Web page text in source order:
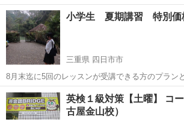
八月 夏期講習！ お試し！数回。短期でも受付中 対象 女性 学生
様 お子様
千葉 千葉市 英検
小学生 夏期講習 特別価
三重県 四日市市
8月末迄に5回のレッスンが受講できる方のプランとなり
分/15000円 小学生 対象 5級を目指すコース ア
コース 中学準備の英語基礎 予定に関してはお問い合わせください。
よろしく...
三重 四日市市 英検 小学生
英検１級対策【土曜】 コ
古屋金山校）